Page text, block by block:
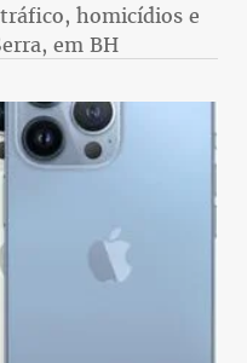
homicídios e
em BH